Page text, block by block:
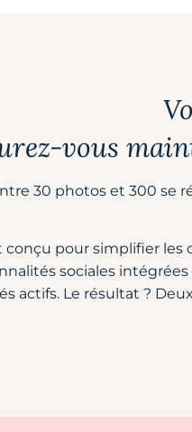
vous
30 photos et 300 se
conçu pour simplifier
sociales
actifs. Le résultat ?